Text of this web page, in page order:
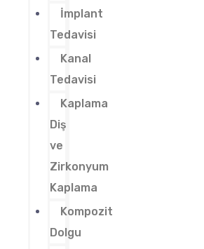
İmplant
Tedavisi
Kanal
Tedavisi
Kaplama
Diş
ve
Zirkonyum
Kaplama
Kompozit
Dolgu